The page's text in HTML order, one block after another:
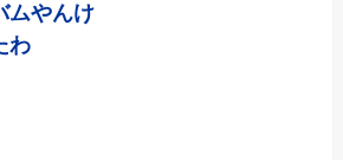
ムやんけ
わ